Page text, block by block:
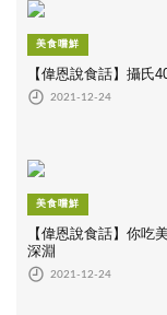
美食嚐鮮
【偉恩說食話】攝氏
2021-12-24
美食嚐鮮
【偉恩說食話】你吃
深淵
2021-12-24